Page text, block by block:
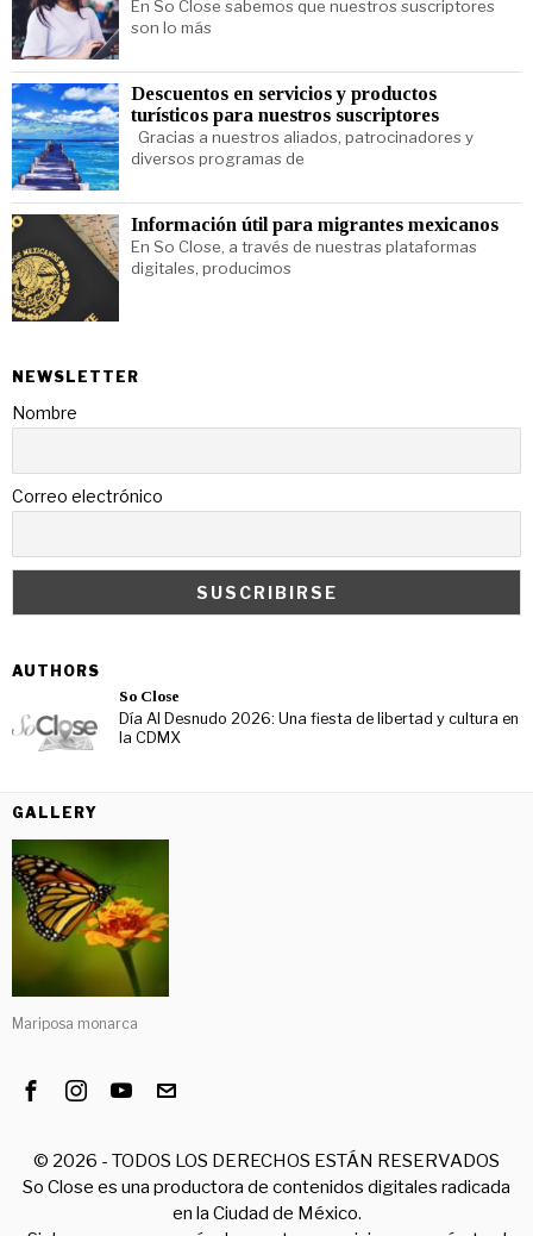
En So Close sabemos que nuestros suscriptores
son lo más
Descuentos en servicios y productos
turísticos para nuestros suscriptores
Gracias a nuestros aliados, patrocinadores y
diversos programas de
Información útil para migrantes mexicanos
En So Close, a través de nuestras plataformas
digitales, producimos
NEWSLETTER
Nombre
Correo electrónico
AUTHORS
So Close
Día Al Desnudo 2026: Una fiesta de libertad y cultura en
la CDMX
GALLERY
Mariposa monarca
© 2026 - TODOS LOS DERECHOS ESTÁN RESERVADOS
So Close es una productora de contenidos digitales radicada
en la Ciudad de México.